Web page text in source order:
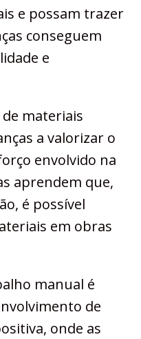
e possam trazer
conseguem
e
materiais
a valorizar o
envolvido na
aprendem que,
é possível
em obras
manual é
de
onde as